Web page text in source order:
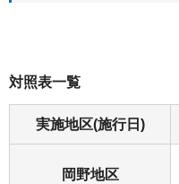
対照表一覧
実施地区(施行日)
岡野地区